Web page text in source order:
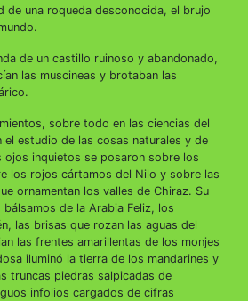
de una roqueda desconocida, el brujo
de un castillo ruinoso y abandonado,
las muscineas y brotaban las
sobre todo en las ciencias del
el estudio de las cosas naturales y de
ojos inquietos se posaron sobre los
los rojos cártamos del Nilo y sobre las
ornamentan los valles de Chiraz. Su
de la Arabia Feliz, los
las brisas que rozan las aguas del
las frentes amarillentas de los monjes
iluminó la tierra de los mandarines y
truncas piedras salpicadas de
infolios cargados de cifras